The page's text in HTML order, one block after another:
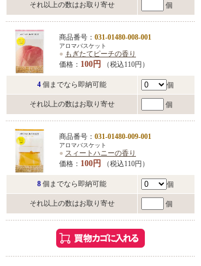
それ以上の数はお取り寄せ 個
商品番号： 031-01480-008-001
アロマバスケット
● もぎたてピーチの香り
価格： 100円 （税込110円）
4 個までなら即納可能 個
それ以上の数はお取り寄せ 個
商品番号： 031-01480-009-001
アロマバスケット
● スィートハニーの香り
価格： 100円 （税込110円）
8 個までなら即納可能 個
それ以上の数はお取り寄せ 個